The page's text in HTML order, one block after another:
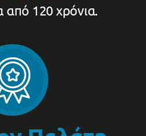
από 120 χρόνια.